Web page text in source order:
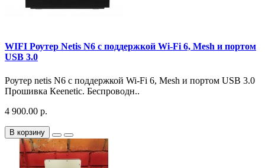
WIFI Роутер Netis N6 с поддержкой Wi-Fi 6, Mesh и портом
USB 3.0
Роутер netis N6 с поддержкой Wi-Fi 6, Mesh и портом USB 3.0
Прошивка Кeenetic. Беспроводн..
4 900.00 р.
В корзину